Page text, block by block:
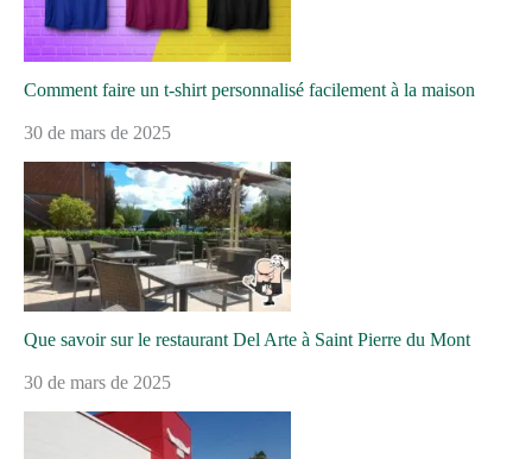
Comment faire un t-shirt personnalisé facilement à la maison
30 de mars de 2025
Que savoir sur le restaurant Del Arte à Saint Pierre du Mont
30 de mars de 2025